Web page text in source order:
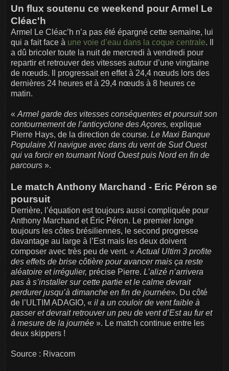
Un flux soutenu ce weekend pour Armel Le
Cléac'h
Armel Le Cléac’h n’a pas été épargné cette semaine, lui
qui a fait face à une voie d’eau dans la coque centrale. Il
a dû bricoler toute la nuit de mercredi à vendredi pour
repartir et retrouver des vitesses autour d’une vingtaine
de nœuds. Il progressait en effet à 24,4 nœuds lors des
dernières 24 heures et à 29,4 nœuds à 8 heures ce
matin.
« Armel garde des vitesses conséquentes et poursuit son
contournement de l’anticyclone des Açores, explique
Pierre Hays, de la direction de course. Le Maxi Banque
Populaire XI navigue avec dans du vent de Sud Ouest
qui va forcir en tournant Nord Ouest puis Nord en fin de
parcours ».
Le match Anthony Marchand - Eric Péron se
poursuit
Derrière, l’équation est toujours aussi compliquée pour
Anthony Marchand et Éric Péron. Le premier longe
toujours les côtes brésiliennes, le second progresse
davantage au large à l’Est mais les deux doivent
composer avec très peu de vent. « Actual Ultim 3 profite
des effets de brise côtière pour avancer mais ça reste
aléatoire et irrégulier, précise Pierre. L’alizé n’arrivera
pas à s’installer sur cette partie et le calme devrait
perdurer jusqu’à dimanche en fin de journée». Du côté
de l’ULTIM ADAGIO, « il a un couloir de vent faible à
passer et devrait retrouver un peu de vent d’Est au fur et
à mesure de la journée ». Le match continue entre les
deux skippers !
Source : Rivacom